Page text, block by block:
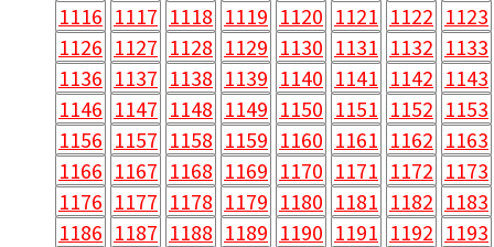
1116 1117 1118 1119 1120 1121 1122 1123
1126 1127 1128 1129 1130 1131 1132 1133
1136 1137 1138 1139 1140 1141 1142 1143
1146 1147 1148 1149 1150 1151 1152 1153
1156 1157 1158 1159 1160 1161 1162 1163
1166 1167 1168 1169 1170 1171 1172 1173
1176 1177 1178 1179 1180 1181 1182 1183
1186 1187 1188 1189 1190 1191 1192 1193